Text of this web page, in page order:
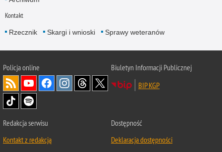
Kontakt
Rzecznik Skargi i wnioski Sprawy weteranów
Policjaonline
Biuletyn Informacji Publicznej
BIP KGP
Redakcja serwisu
Kontakt z redakcją
Dostępność
Deklaracja dostępności